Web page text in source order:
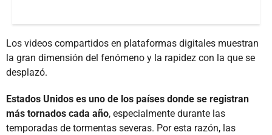
Los videos compartidos en plataformas digitales muestran
la gran dimensión del fenómeno y la rapidez con la que se
desplazó.
Estados Unidos es uno de los países donde se registran
más tornados cada año, especialmente durante las
temporadas de tormentas severas. Por esta razón, las